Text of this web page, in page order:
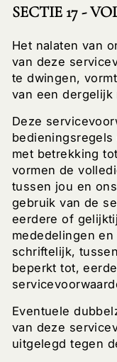
SECTIE 17 -
Het nalaten van
van deze
te dwingen,
van een
Deze
met betrekking
vormen de
tussen jou en
gebruik van de
eerdere of
mededelingen
schriftelijk,
beperkt tot,
Eventuele
van deze
uitgelegd tegen